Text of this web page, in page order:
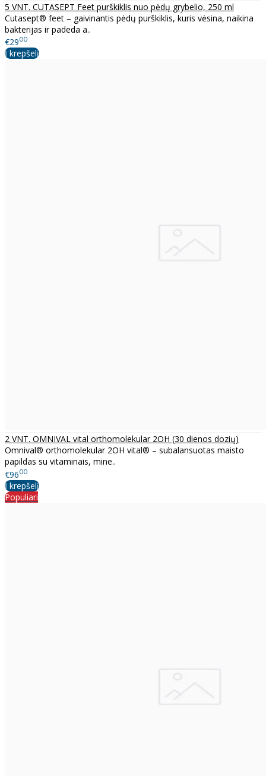
5 VNT. CUTASEPT Feet purškiklis nuo pėdų grybelio, 250 ml
Cutasept® feet – gaivinantis pėdų purškiklis, kuris vėsina, naikina
bakterijas ir padeda a..
€2900
Į krepšelį
2 VNT. OMNIVAL vital orthomolekular 2OH (30 dienos dozių)
Omnival® orthomolekular 2OH vital® – subalansuotas maisto
papildas su vitaminais, mine..
€9600
Į krepšelį
Populiari